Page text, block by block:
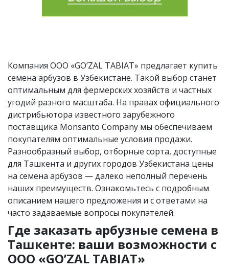
Компания OOO «GO’ZAL TABIAT» предлагает купить
семена арбузов в Узбекистане. Такой выбор станет
оптимальным для фермерских хозяйств и частных
угодий разного масштаба. На правах официального
дистрибьютора известного зарубежного
поставщика Monsanto Company мы обеспечиваем
покупателям оптимальные условия продажи.
Разнообразный выбор, отборные сорта, доступные
для Ташкента и других городов Узбекистана цены
на семена арбузов — далеко неполный перечень
наших преимуществ. Ознакомьтесь с подробным
описанием нашего предложения и с ответами на
часто задаваемые вопросы покупателей.
Где заказать арбузные семена в
Ташкенте: ваши возможности с
OOO «GO’ZAL TABIAT»